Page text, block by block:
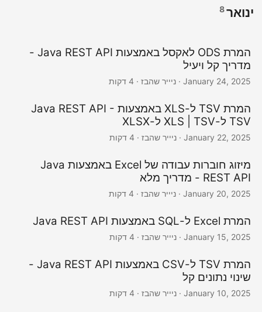
ינואר8
המרת ODS לאקסל באמצעות Java REST API -
מדריך קל ויעיל
January 24, 2025· ניייר שהבז · 4 דקות
המרת TSV ל-XLS באמצעות Java REST API -
TSV ל-XLS | TSV ל-XLSX
January 22, 2025· ניייר שהבז · 4 דקות
מיזוג חוברות עבודה של Excel באמצעות Java
REST API - מדריך מלא
January 20, 2025· ניייר שהבז · 4 דקות
המרת Excel ל-SQL באמצעות Java REST API
January 15, 2025· ניייר שהבז · 4 דקות
המרת TSV ל-CSV באמצעות Java REST API -
שינוי נתונים קל
January 10, 2025· ניייר שהבז · 4 דקות